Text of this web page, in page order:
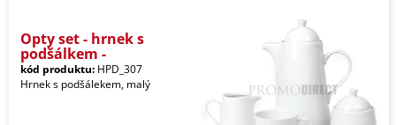
Opty set - hrnek s
podšálkem -
kód produktu: HPD_307
Hrnek s podšálekem, malý